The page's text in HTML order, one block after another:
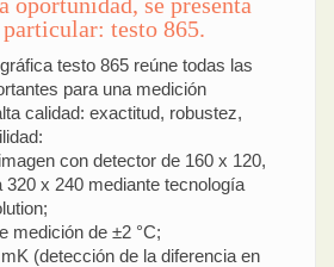
oportunidad, se presenta
testo 865.
testo 865 reúne todas las
para una medición
calidad: exactitud, robustez,
con detector de 160 x 120,
320 x 240 mediante tecnología
medición de ±2 °C;
(detección de la diferencia en